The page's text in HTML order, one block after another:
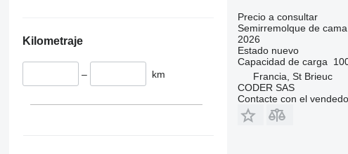
Kilometraje
– km
Precio a consultar
Semirremolque de
2026
Estadonuevo
Capacidad de carga
Francia, St Brieuc
CODER SAS
Contacte con el